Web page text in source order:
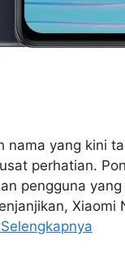
nama yang kini
perhatian.
pengguna
Xiaomi